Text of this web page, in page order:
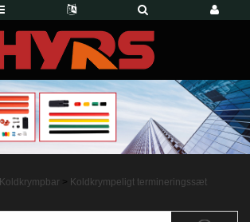
Koldkrympbar > Koldkrympeligt termineringssæt